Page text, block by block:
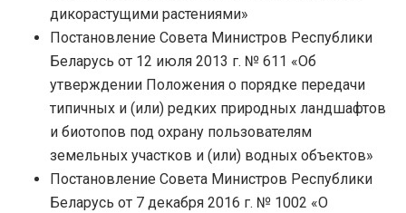
дикорастущими растениями»
Постановление Совета Министров Республики
Беларусь от 12 июля 2013 г. № 611 «Об
утверждении Положения о порядке передачи
типичных и (или) редких природных ландшафтов
и биотопов под охрану пользователям
земельных участков и (или) водных объектов»
Постановление Совета Министров Республики
Беларусь от 7 декабря 2016 г. № 1002 «О